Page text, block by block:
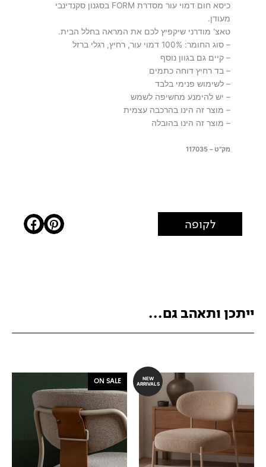
כיסא חום דמוי עור מסדרת FORM בסגנון סקנדינבי
מעודן.
טאצ' מודרני שיקפיץ לכם את המראה בחלל הבית.
– סוג החומר: 100% דמוי עור, רחיץ, רגלי ברזל
– קיים גם בגוון נוסף
– בד רחיץ דוחה כתמים
– לשימוש פנימי בלבד
– יש להימנע מחשיפה לשמש
– מוצר זה הינו בהרכבה עצמית
– מוצר זה הינו בהובלה
מק"ט – 117035
לקופה
ייתכן ותאהב גם...
NEW
ARRIVALS
ON SALE